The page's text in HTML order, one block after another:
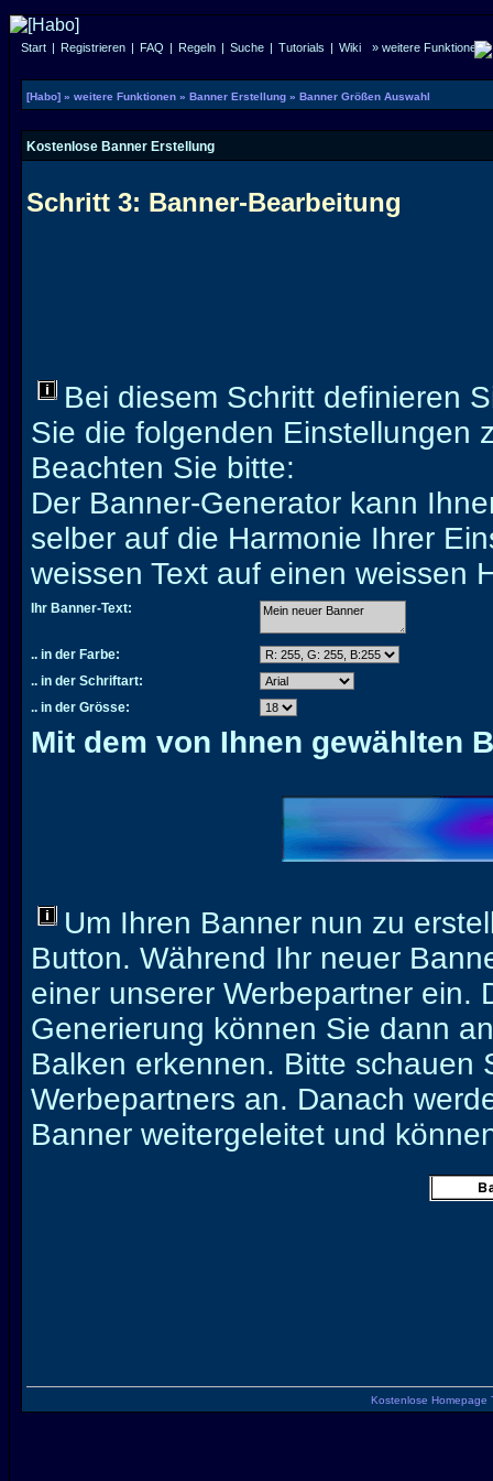
Start | Registrieren | FAQ | Regeln | Suche | Tutorials | Wiki » weitere Funktionen
[Habo] » weitere Funktionen » Banner Erstellung » Banner Größen Auswahl
Kostenlose Banner Erstellung
Schritt 3: Banner-Bearbeitung
Bei diesem Schritt definieren
Sie die folgenden Einstellungen
Beachten Sie bitte:
Der Banner-Generator kann
selber auf die Harmonie Ihrer
weissen Text auf einen weissen
Ihr Banner-Text:
.. in der Farbe:
.. in der Schriftart:
.. in der Grösse:
Mit dem von Ihnen gewählten
Um Ihren Banner nun zu
Button. Während Ihr neuer
einer unserer Werbepartner ein.
Generierung können Sie dann
Balken erkennen. Bitte schauen
Werbepartners an. Danach
Banner weitergeleitet und
Kostenlose Homepage